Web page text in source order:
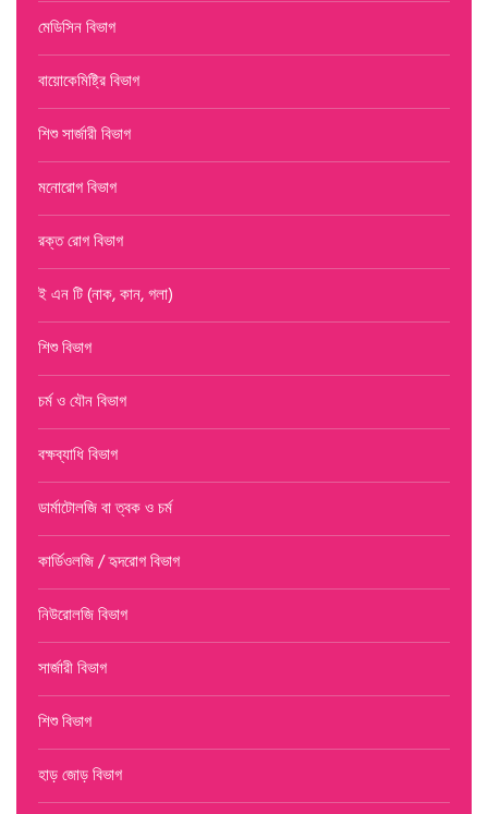
মেডিসিন বিভাগ
বায়োকেমিষ্ট্রি বিভাগ
শিশু সার্জারী বিভাগ
মনোরোগ বিভাগ
রক্ত রোগ বিভাগ
ই এন টি (নাক, কান, গলা)
শিশু বিভাগ
চর্ম ও যৌন বিভাগ
বক্ষব্যাধি বিভাগ
ডার্মাটোলজি বা ত্বক ও চর্ম
কার্ডিওলজি / হৃদরোগ বিভাগ
নিউরোলজি বিভাগ
সার্জারী বিভাগ
শিশু বিভাগ
হাড় জোড় বিভাগ